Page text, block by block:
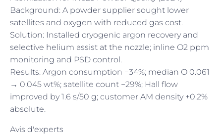
Background: A powder supplier sought lower
satellites and oxygen with reduced gas cost.
Solution: Installed cryogenic argon recovery and
selective helium assist at the nozzle; inline O2 ppm
monitoring and PSD control.
Results: Argon consumption −34%; median O 0.061
→ 0.045 wt%; satellite count −29%; Hall flow
improved by 1.6 s/50 g; customer AM density +0.2%
absolute.
Avis d'experts